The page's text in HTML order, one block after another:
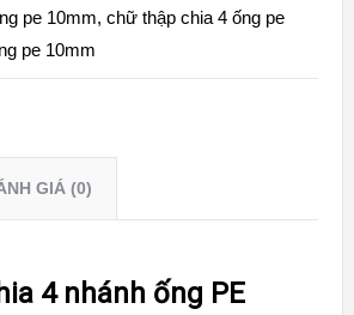
pe 10mm, chữ thập chia 4 ống pe
pe 10mm
GIÁ (0)
4 nhánh ống PE